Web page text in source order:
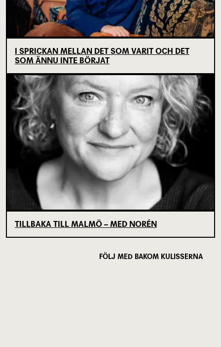
I SPRICKAN MELLAN DET SOM VARIT OCH DET
SOM ÄNNU INTE BÖRJAT
TILLBAKA TILL MALMÖ – MED NORÉN
FÖLJ MED BAKOM KULISSERNA